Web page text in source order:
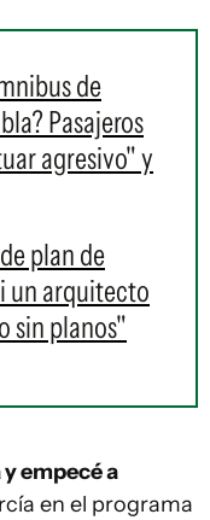
de
Pasajeros
agresivo" y
plan de
un arquitecto
sin planos"
empecé a
en el programa